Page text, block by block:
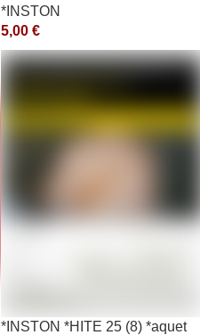
*INSTON
5,00 €
*INSTON *HITE 25 (8) *aquet